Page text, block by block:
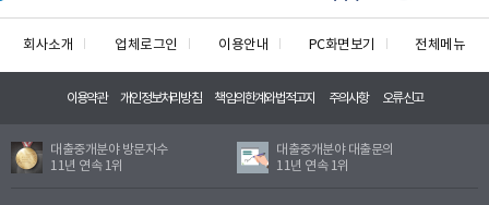
회사소개 업체로그인 이용안내 PC화면보기 전체메뉴
이용약관 개인정보처리방침 책임의한계와법적고지 주의사항 오류신고
대출중개분야 방문자수
11년 연속 1위
대출중개분야 대출문의
11년 연속 1위